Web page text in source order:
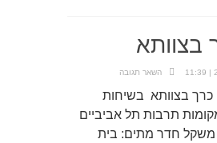
בצוותא
השאר תגובה
בצוותא בשיחות
תרבות תל אביביים
משקל חדר מתים: בית